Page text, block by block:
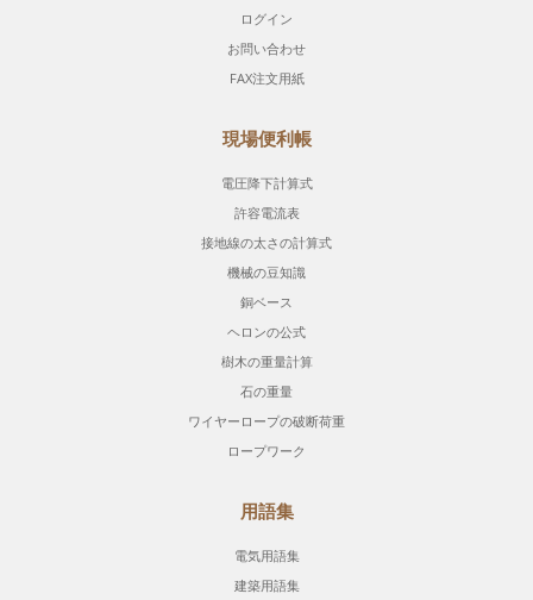
ログイン
お問い合わせ
FAX注文用紙
現場便利帳
電圧降下計算式
許容電流表
接地線の太さの計算式
機械の豆知識
銅ベース
ヘロンの公式
樹木の重量計算
石の重量
ワイヤーロープの破断荷重
ロープワーク
用語集
電気用語集
建築用語集